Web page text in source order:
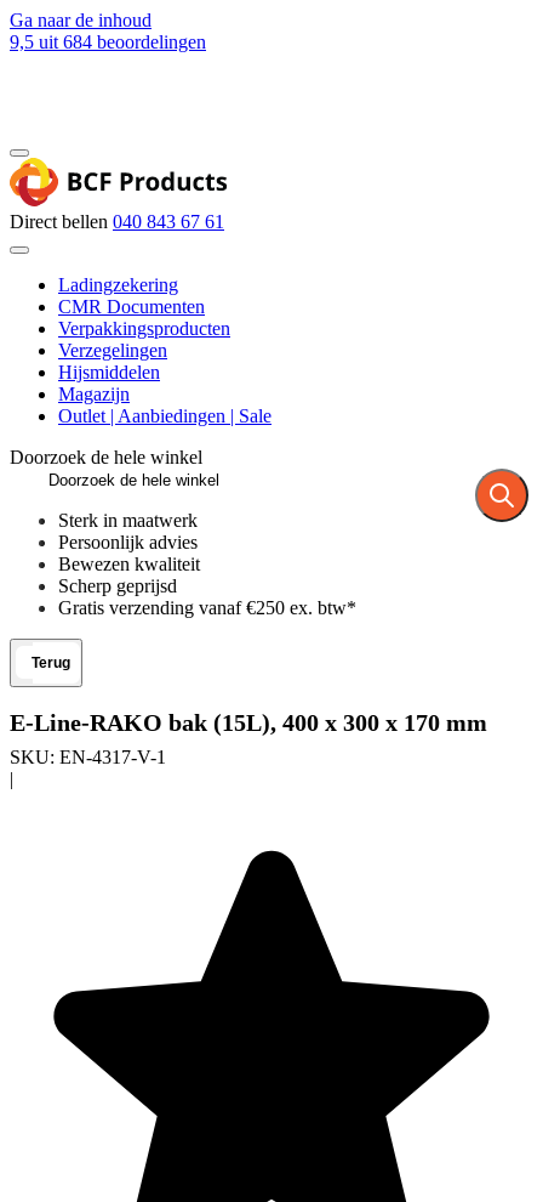
Ga naar de inhoud
9,5 uit 684 beoordelingen
Direct bellen 040 843 67 61
Ladingzekering
CMR Documenten
Verpakkingsproducten
Verzegelingen
Hijsmiddelen
Magazijn
Outlet | Aanbiedingen | Sale
Doorzoek de hele winkel
Sterk in maatwerk
Persoonlijk advies
Bewezen kwaliteit
Scherp geprijsd
Gratis verzending vanaf €250 ex. btw*
Terug
E-Line-RAKO bak (15L), 400 x 300 x 170 mm
SKU: EN-4317-V-1
|